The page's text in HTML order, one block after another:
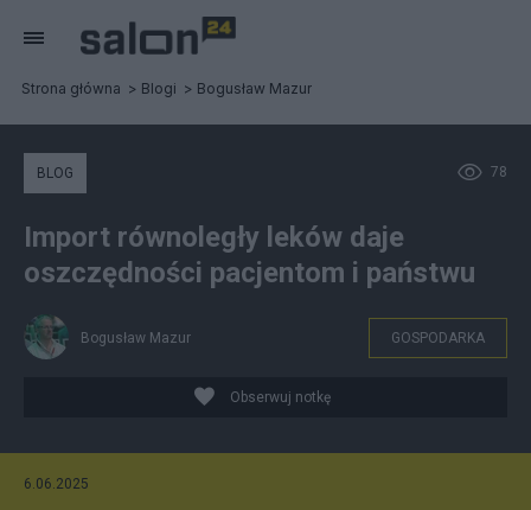
Strona główna Blogi Bogusław Mazur
78
BLOG
Import równoległy leków daje
oszczędności pacjentom i państwu
Bogusław Mazur GOSPODARKA
Obserwuj notkę
6.06.2025